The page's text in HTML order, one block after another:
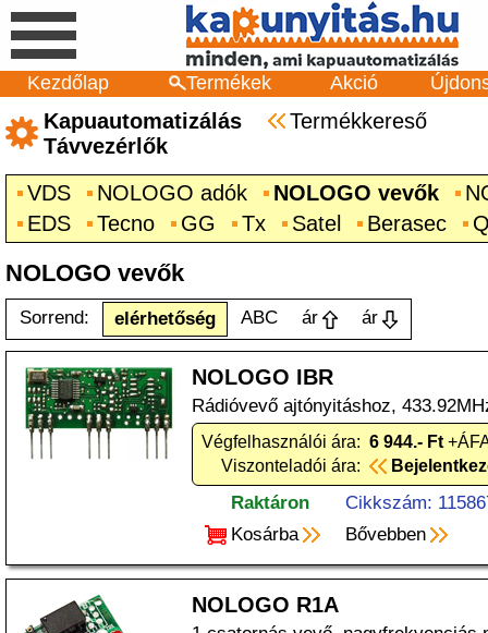
Kezdőlap Termékek Akció
Kapuautomatizálás
Termékkereső
Távvezérlők
VDS
NOLOGO adók NOLOGO vevők
EDS
Tecno GG Tx Satel Berasec
NOLOGO vevők
Sorrend: elérhetőség ABC ár ár
NOLOGO IBR
Rádióvevő ajtónyitáshoz,
Végfelhasználói ára: 6 944.- Ft
Viszonteladói ára:
Raktáron
Cikkszám:
Kosárba
Bővebben
NOLOGO R1A